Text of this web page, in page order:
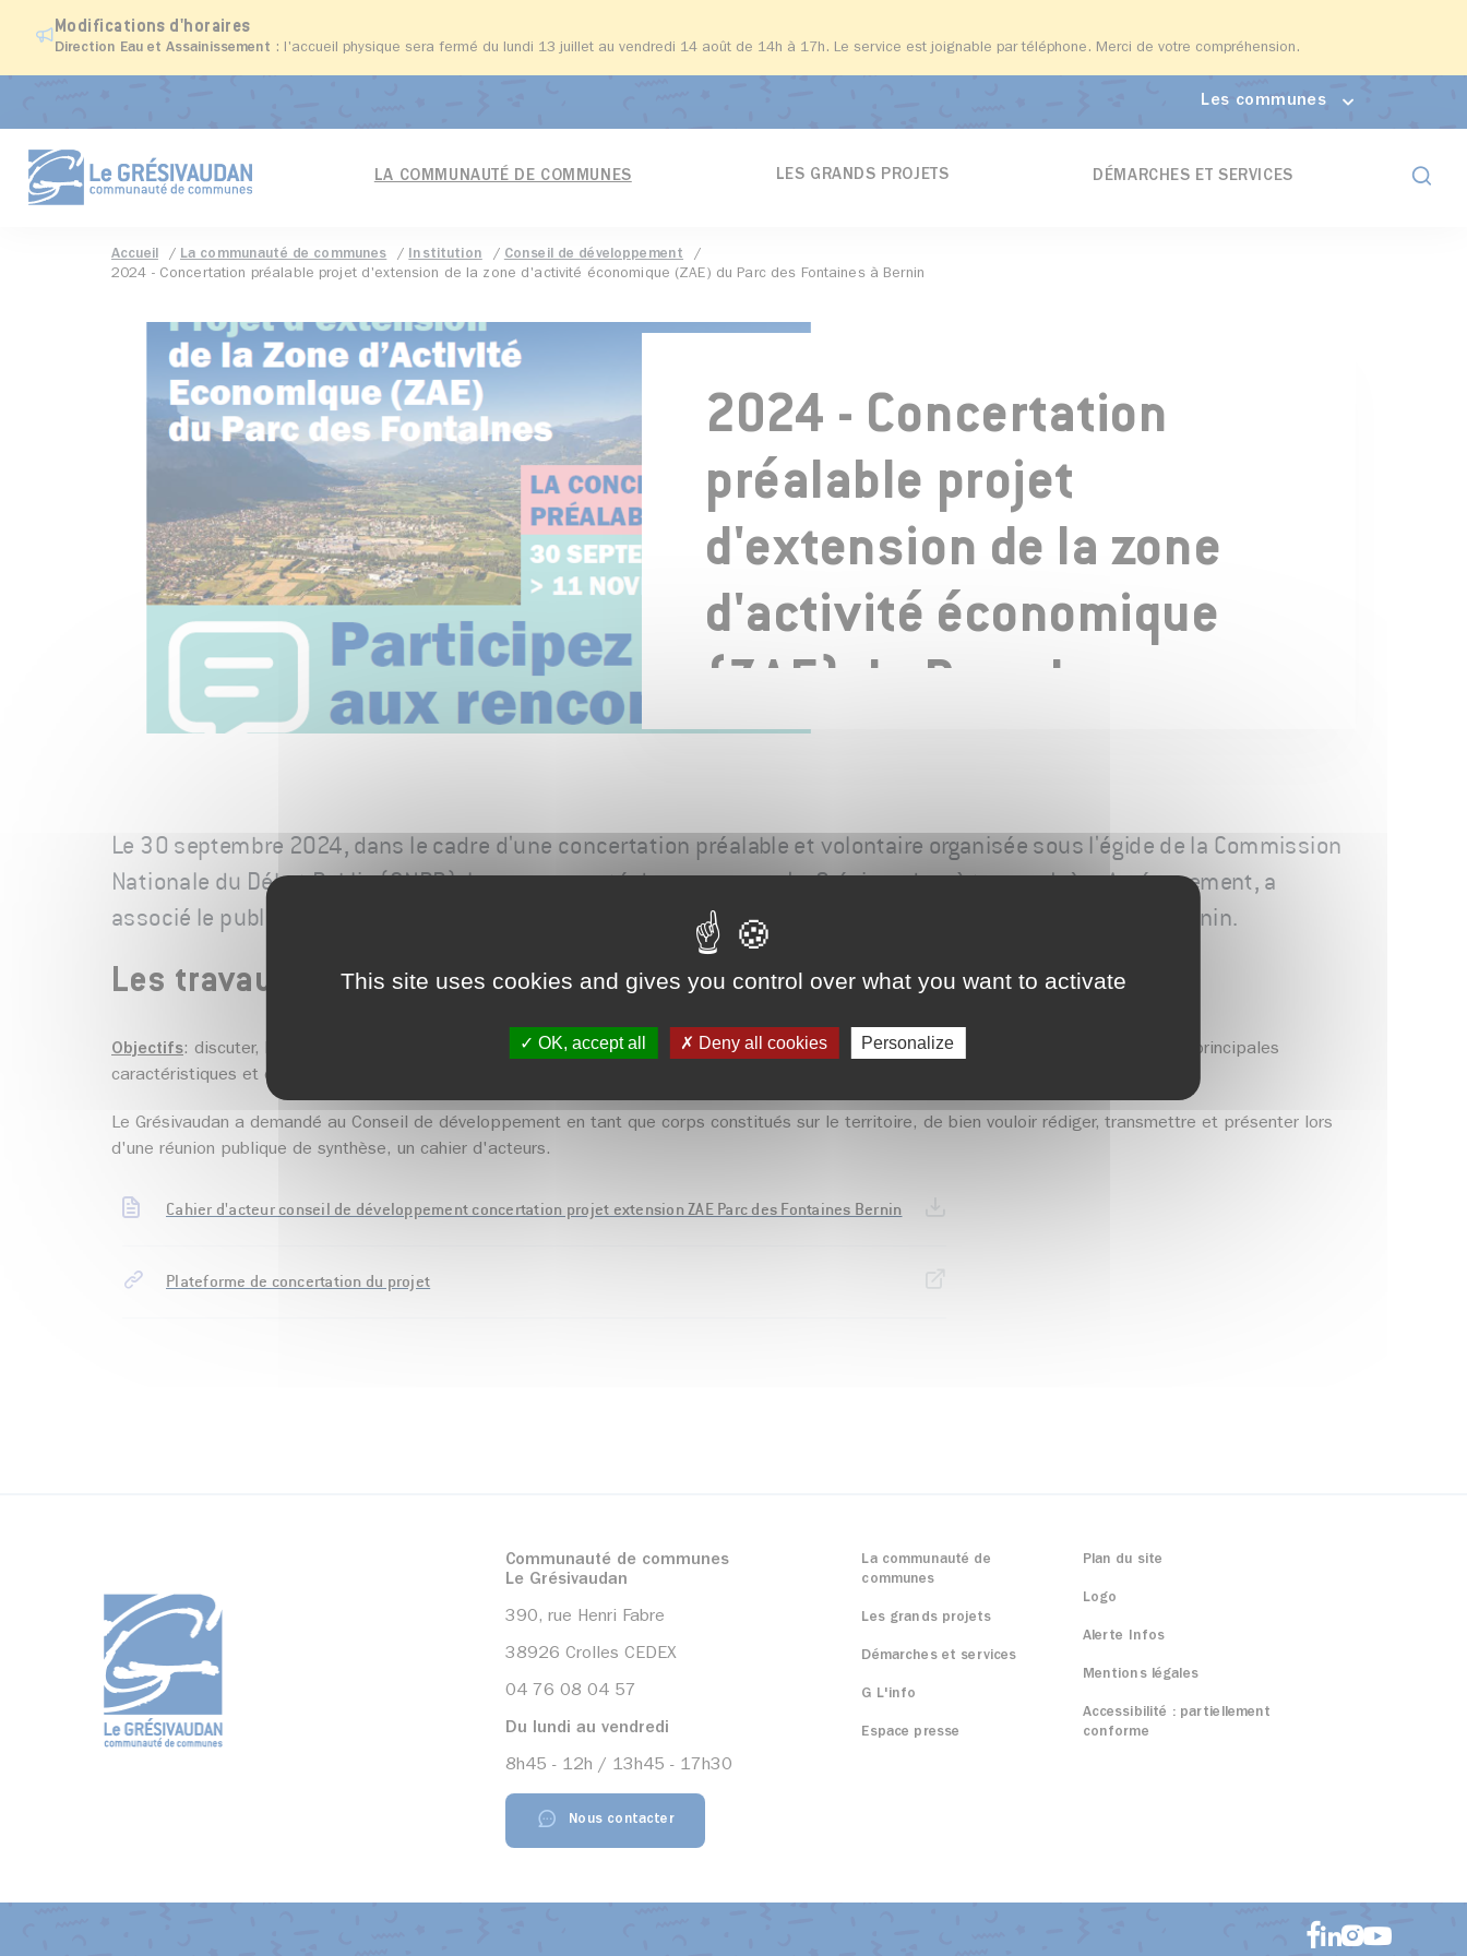
This site uses cookies and gives you control over what you want to activate
OK, accept all Deny all cookies Personalize
Modifications d'horaires
Direction Eau et Assainissement : l'accueil physique sera fermé du lundi 13 juillet au vendredi 14 août de 14h à 17h. Le service est joignable par téléphone. Merci de votre compréhension.
Les communes
LA COMMUNAUTÉ DE COMMUNES LES GRANDS PROJETS DÉMARCHES ET SERVICES
Accueil La communauté de communes Institution
Conseil de développement
2024 - Concertation préalable projet d'extension de la zone d'activité économique (ZAE) du Parc des Fontaines à Bernin
2024 - Concertation
préalable projet
d'extension de la zone
d'activité économique
(ZAE) du Parc des
Le 30 septembre 2024, dans le cadre d'une concertation préalable et volontaire organisée sous l'égide de la Commission
Nationale du Débat Public (CNDP), la communauté de communes Le Grésivaudan, à travers Isère Aménagement, a
associé le public au projet d'extension de la zone d'activité économique (ZAE) du Parc des Fontaines à Bernin.
Les travaux
Objectifs: discuter, le plus en amont possible et avec l'ensemble des publics concernés, de l'opportunité, des objectifs du projet, de ses principales
caractéristiques et de ses effets pour le territoire et ses habitants.
Le Grésivaudan a demandé au Conseil de développement en tant que corps constitués sur le territoire, de bien vouloir rédiger, transmettre et présenter lors
d'une réunion publique de synthèse, un cahier d'acteurs.
Cahier d'acteur conseil de développement concertation projet extension ZAE Parc des Fontaines Bernin
Plateforme de concertation du projet
Communauté de communes
Le Grésivaudan
390, rue Henri Fabre
38926 Crolles CEDEX
04 76 08 04 57
Du lundi au vendredi
8h45 - 12h / 13h45 - 17h30
Nous contacter
La communauté de
communes
Les grands projets
Démarches et services
G L'info
Espace presse
Plan du site
Logo
Alerte Infos
Mentions légales
Accessibilité : partiellement
conforme
Aller sur
Aller sur
Aller sur